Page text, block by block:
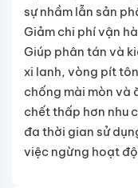
sự nhầm lẫn sản
Giảm chi phí vận
Giúp phân tán và
xi lanh, vòng pít
chống mài mòn và
chết thấp hơn nhu
đa thời gian sử
việc ngừng hoạt